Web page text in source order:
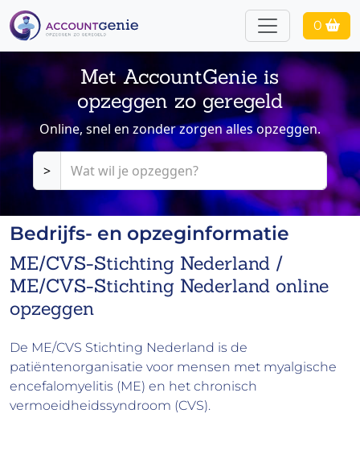
0
Met AccountGenie is
opzeggen zo geregeld
Online, snel en zonder zorgen alles opzeggen.
>
Bedrijfs- en opzeginformatie
ME/CVS-Stichting Nederland /
ME/CVS-Stichting Nederland online
opzeggen
De ME/CVS Stichting Nederland is de
patiëntenorganisatie voor mensen met myalgische
encefalomyelitis (ME) en het chronisch
vermoeidheidssyndroom (CVS).